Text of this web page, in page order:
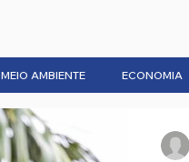
MEIO AMBIENTE ECONOMIA